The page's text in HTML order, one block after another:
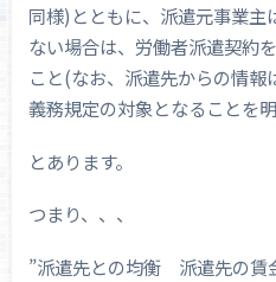
同様)とともに、派遣元事業
ない場合は、労働者派遣契約
こと(なお、派遣先からの情
義務規定の対象となることを
とあります。
つまり、、、
”派遣先との均衡 派遣先の賃